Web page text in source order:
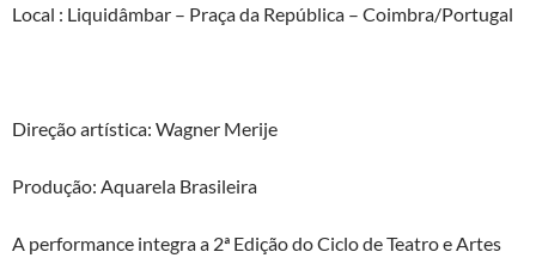
Local : Liquidâmbar – Praça da República – Coimbra/Portugal
Direção artística: Wagner Merije
Produção: Aquarela Brasileira
A performance integra a 2ª Edição do Ciclo de Teatro e Artes